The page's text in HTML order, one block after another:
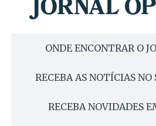
ONDE ENCONTRAR O
RECEBA AS NOTÍCIAS NO
RECEBA NOVIDADES